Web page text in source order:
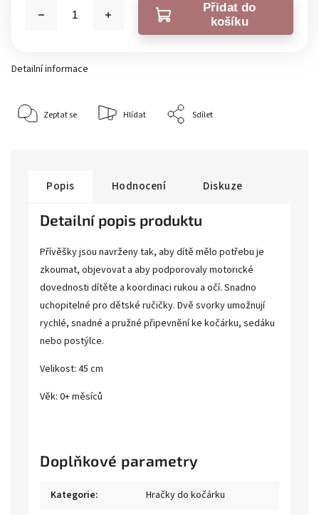
Přidat do
košíku
Detailní informace
Zeptat se Hlídat Sdílet
Popis Hodnocení Diskuze
Detailní popis produktu
Přívěšky jsou navrženy tak, aby dítě mělo potřebu je
zkoumat, objevovat a aby podporovaly motorické
dovednosti dítěte a koordinaci rukou a očí. Snadno
uchopitelné pro dětské ručičky. Dvě svorky umožnují
rychlé, snadné a pružné připevnění ke kočárku, sedáku
nebo postýlce.
Velikost: 45 cm
Věk: 0+ měsíců
Doplňkové parametry
Kategorie:
Hračky do kočárku